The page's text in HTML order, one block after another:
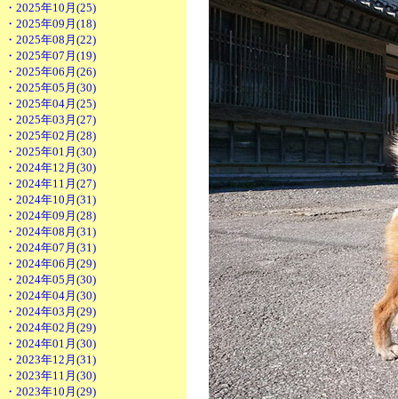
・2025年10月(25)
・2025年09月(18)
・2025年08月(22)
・2025年07月(19)
・2025年06月(26)
・2025年05月(30)
・2025年04月(25)
・2025年03月(27)
・2025年02月(28)
・2025年01月(30)
・2024年12月(30)
・2024年11月(27)
・2024年10月(31)
・2024年09月(28)
・2024年08月(31)
・2024年07月(31)
・2024年06月(29)
・2024年05月(30)
・2024年04月(30)
・2024年03月(29)
・2024年02月(29)
・2024年01月(30)
・2023年12月(31)
・2023年11月(30)
・2023年10月(29)